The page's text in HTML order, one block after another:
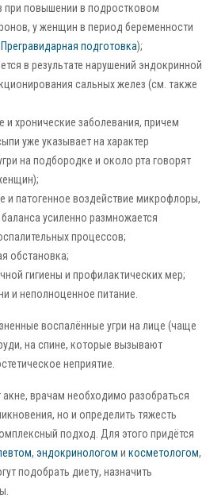
при повышении в подростковом
у женщин в период беременности
Прегравидарная подготовка);
в результате нарушений эндокринной
сальных желез (см. также
хронические заболевания, причем
уже указывает на характер
на подбородке и около рта говорят
и патогенное воздействие микрофлоры,
усиленно размножается
процессов;
обстановка;
гигиены и профилактических мер;
и неполноценное питание.
воспалённые угри на лице (чаще
на спине, которые вызывают
неприятие.
врачам необходимо разобраться
но и определить тяжесть
подход. Для этого придётся
, эндокринологом и косметологом,
подобрать диету, назначить